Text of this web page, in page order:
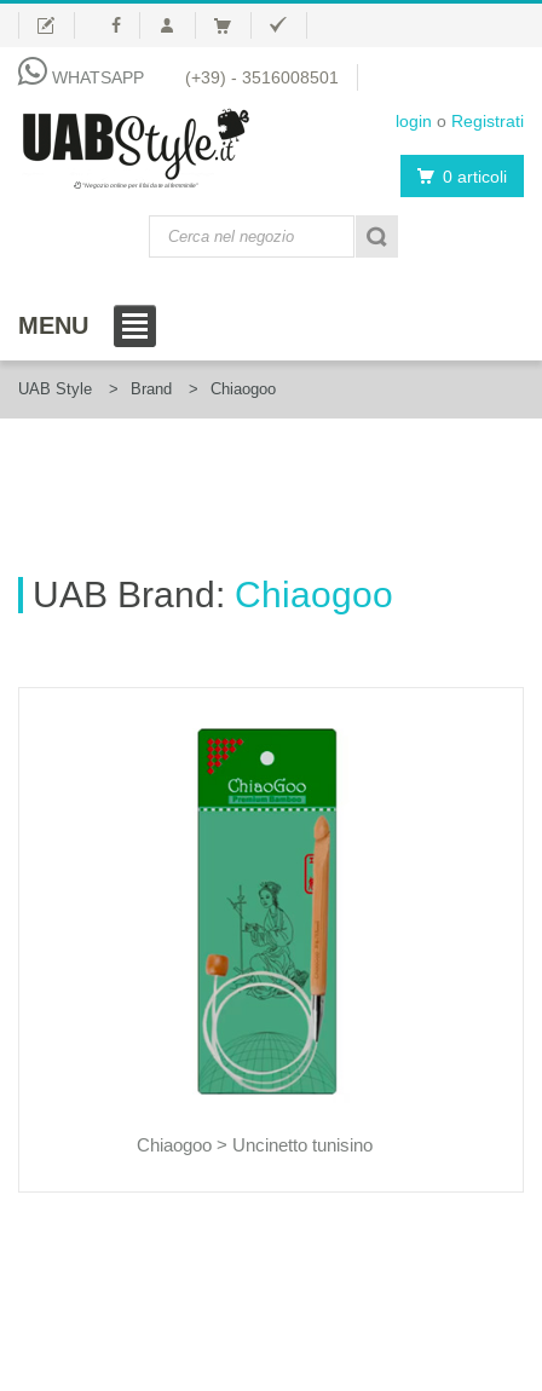
WHATSAPP (+39) - 3516008501
login o Registrati
"Negozio online per il fai da te al femminile" 0 articoli
MENU
UAB Style Brand Chiaogoo
UAB Brand: Chiaogoo
Chiaogoo > Uncinetto tunisino